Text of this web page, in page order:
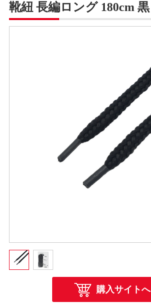
靴紐 長編ロング 180cm 黒
購入サイトへ